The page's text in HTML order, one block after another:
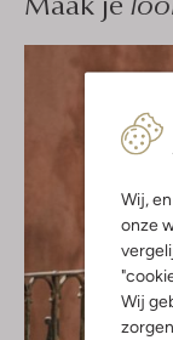
Wij,
onze
Wij